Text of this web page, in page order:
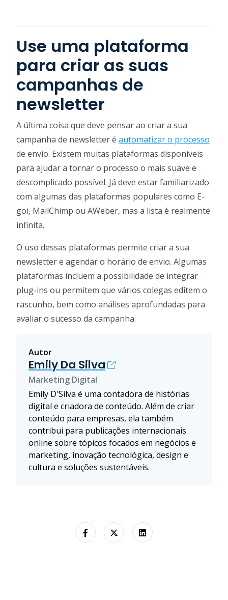
Use uma plataforma
para criar as suas
campanhas de
newsletter
A última coisa que deve pensar ao criar a sua
campanha de newsletter é automatizar o processo
de envio. Existem muitas plataformas disponíveis
para ajudar a tornar o processo o mais suave e
descomplicado possível. Já deve estar familiarizado
com algumas das plataformas populares como E-
goi, MailChimp ou AWeber, mas a lista é realmente
infinita.
O uso dessas plataformas permite criar a sua
newsletter e agendar o horário de envio. Algumas
plataformas incluem a possibilidade de integrar
plug-ins ou permitem que vários colegas editem o
rascunho, bem como análises aprofundadas para
avaliar o sucesso da campanha.
Autor
Emily Da Silva
Marketing Digital
Emily D'Silva é uma contadora de histórias
digital e criadora de conteúdo. Além de criar
conteúdo para empresas, ela também
contribui para publicações internacionais
online sobre tópicos focados em negócios e
marketing, inovação tecnológica, design e
cultura e soluções sustentáveis.